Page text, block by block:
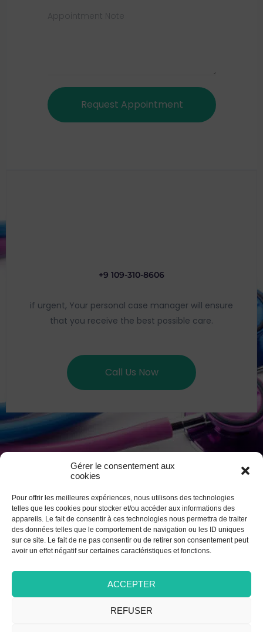
Gérer le consentement aux
cookies
Pour offrir les meilleures expériences, nous utilisons des technologies
telles que les cookies pour stocker et/ou accéder aux informations des
appareils. Le fait de consentir à ces technologies nous permettra de traiter
des données telles que le comportement de navigation ou les ID uniques
sur ce site. Le fait de ne pas consentir ou de retirer son consentement peut
avoir un effet négatif sur certaines caractéristiques et fonctions.
ACCEPTER
REFUSER
Request Appointment
+9 109-310-8606
if urgent, Your personal case manager will ensure
that you receive the best possible care.
Call Us Now
ROUTINE CHECKUPS IS AN IMPORTANT PART OF CHILDREN
HEALTH.